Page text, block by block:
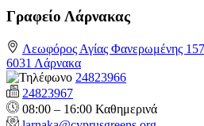
Γραφείο Λάρνακας
Λεωφόρος Αγίας Φανερωμένης
6031 Λάρνακα
24823966
24823967
08:00 – 16:00 Καθημερινά